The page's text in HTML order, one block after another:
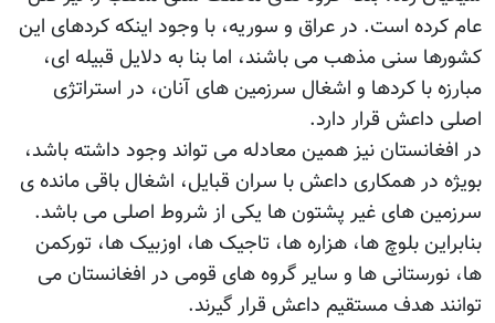
عام کرده است. در عراق و سوریه، با وجود اینکه کردهای این
کشورها سنی مذهب می باشند، اما بنا به دلایل قبیله ای،
مبارزه با کردها و اشغال سرزمین های آنان، در استراتژی
اصلی داعش قرار دارد.
در افغانستان نیز همین معادله می تواند وجود داشته باشد،
بويژه در همکاری داعش با سران قبایل، اشغال باقی مانده ی
سرزمین های غیر پشتون ها یکی از شروط اصلی می باشد.
بنابراین بلوچ ها، هزاره ها، تاجیک ها، اوزبیک ها، تورکمن
ها، نورستانی ها و سایر گروه های قومی در افغانستان می
توانند هدف مستقیم داعش قرار گیرند.